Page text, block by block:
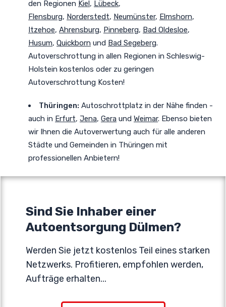
den Regionen Kiel, Lübeck,
Flensburg, Norderstedt, Neumünster, Elmshorn,
Itzehoe, Ahrensburg, Pinneberg, Bad Oldesloe,
Husum, Quickborn und Bad Segeberg.
Autoverschrottung in allen Regionen in Schleswig-
Holstein kostenlos oder zu geringen
Autoverschrottung Kosten!
Thüringen: Autoschrottplatz in der Nähe finden -
auch in Erfurt, Jena, Gera und Weimar. Ebenso bieten
wir Ihnen die Autoverwertung auch für alle anderen
Städte und Gemeinden in Thüringen mit
professionellen Anbietern!
Sind Sie Inhaber einer
Autoentsorgung Dülmen?
Werden Sie jetzt kostenlos Teil eines starken
Netzwerks. Profitieren, empfohlen werden,
Aufträge erhalten...